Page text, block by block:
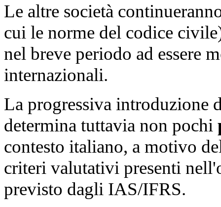
Le altre società
cui le norme del codice
nel breve periodo ad essere
internazionali.
La progressiva introduzione
determina tuttavia non pochi
contesto italiano, a motivo
criteri valutativi presenti
previsto dagli IAS/IFRS.